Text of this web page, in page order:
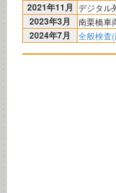
2021年11月 デジタル
2023年3月 南栗橋車
2024年7月 全般検査